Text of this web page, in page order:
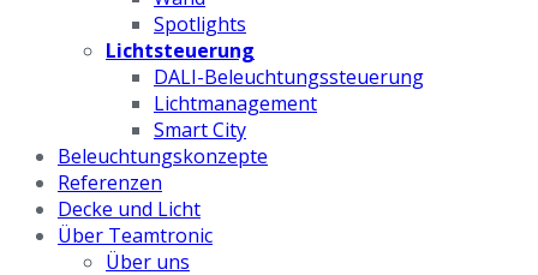
Spotlights
Lichtsteuerung
DALI-Beleuchtungssteuerung
Lichtmanagement
Smart City
Beleuchtungskonzepte
Referenzen
Decke und Licht
Über Teamtronic
Über uns